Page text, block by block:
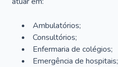
Ambulatórios;
Consultórios;
Enfermaria de colégios;
Emergência de hospitais;